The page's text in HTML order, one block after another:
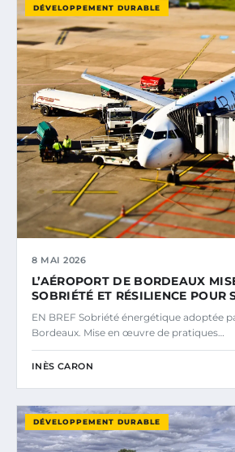
DÉVELOPPEMENT DURABLE
8 MAI 2026
L’AÉROPORT DE BORDEAUX
SOBRIÉTÉ ET RÉSILIENCE POUR
EN BREF Sobriété énergétique adoptée
Bordeaux. Mise en œuvre de pratiques…
INÈS CARON
DÉVELOPPEMENT DURABLE